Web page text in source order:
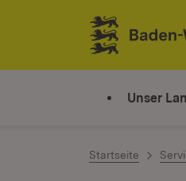
Zum Inhalt springen
Link zur
Unser
Startseite